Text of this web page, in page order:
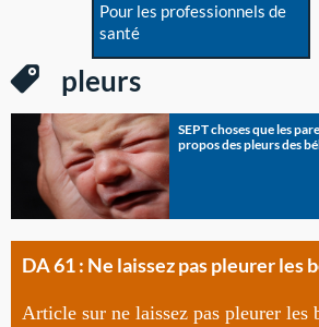
Pour les professionnels de
santé
pleurs
SEPT choses que les
propos des pleurs des
DA 61 : Ne laissez pas pleurer les
Article sur ne laissez pas pleurer les